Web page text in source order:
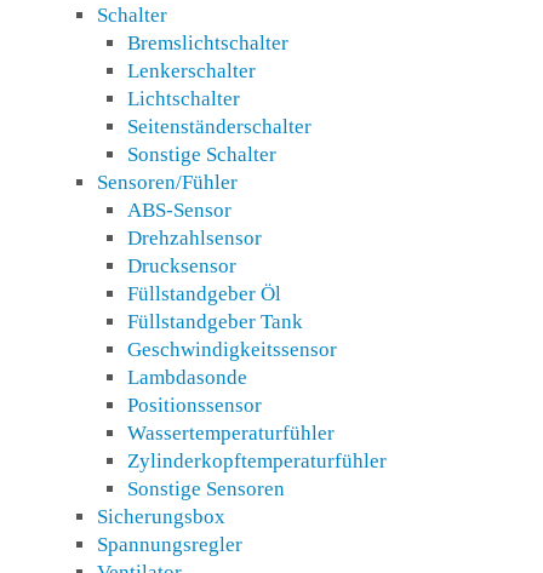
Schalter
Bremslichtschalter
Lenkerschalter
Lichtschalter
Seitenständerschalter
Sonstige Schalter
Sensoren/Fühler
ABS-Sensor
Drehzahlsensor
Drucksensor
Füllstandgeber Öl
Füllstandgeber Tank
Geschwindigkeitssensor
Lambdasonde
Positionssensor
Wassertemperaturfühler
Zylinderkopftemperaturfühler
Sonstige Sensoren
Sicherungsbox
Spannungsregler